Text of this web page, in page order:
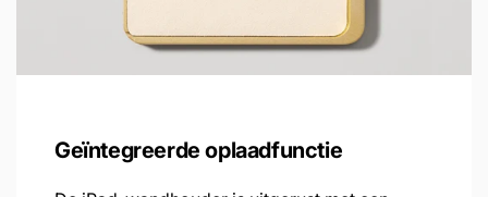
Geïntegreerde oplaadfunctie